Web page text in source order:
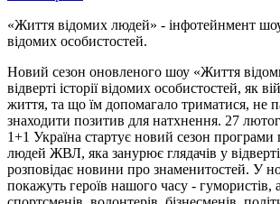
«Життя відомих людей» - інфотейнмент
відомих особистостей.
Новий сезон оновленого шоу «Життя
відверті історії відомих особистостей, як
життя, та що їм допомагало триматися, не
знаходити позитив для натхнення. 27
1+1 Україна стартує новий сезон
людей ЖВЛ, яка занурює глядачів у відверті
розповідає новини про знаменитостей. У
покажуть героїв нашого часу - гумористів,